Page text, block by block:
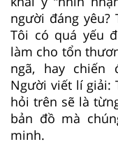
người đáng yêu?
Tôi có quá yếu
làm cho tổn
ngã, hay chiến
Người viết lí giải:
hỏi trên sẽ là
bản đồ mà
minh.